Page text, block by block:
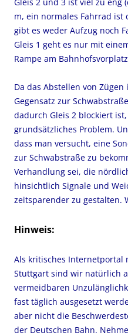
m, ein normales Fahrrad ist
gibt es weder Aufzug noch
Gleis 1 geht es nur mit
Rampe am
Da das Abstellen von
Gegensatz zur
dadurch Gleis 2 blockiert
grundsätzliches Problem.
dass man versucht, eine
zur Schwabstraße zu
Verhandlung sei, die
hinsichtlich Signale und
zeitsparender zu gestalten.
Hinweis:
Als kritisches Internetportal
Stuttgart sind wir natürlich
vermeidbaren
fast täglich ausgesetzt
aber nicht die
der Deutschen Bahn.